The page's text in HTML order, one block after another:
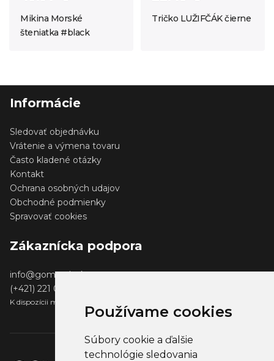
Používame cookies
Súbory cookie a ďalšie
technológie sledovania
Mikina Morské
šteniatka #black
Tričko LUŽIFČÁK čierne
Informácie
Sledovať objednávku
Vrátenie a výmena tovaru
Často kladené otázky
Kontakt
Ochrana osobných udajov
Obchodné podmienky
Spravovať cookies
Zákaznícka podpora
info@gomerch.sk
(+421) 221 001 000
K dispozícii medzi 13:00 - 14:00